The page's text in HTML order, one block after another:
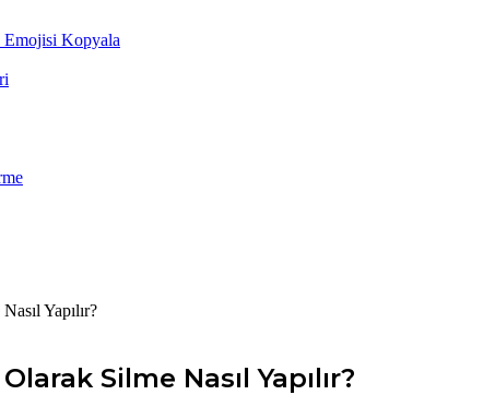
Emojisi Kopyala
Yapılır?
Silme Nasıl Yapılır?